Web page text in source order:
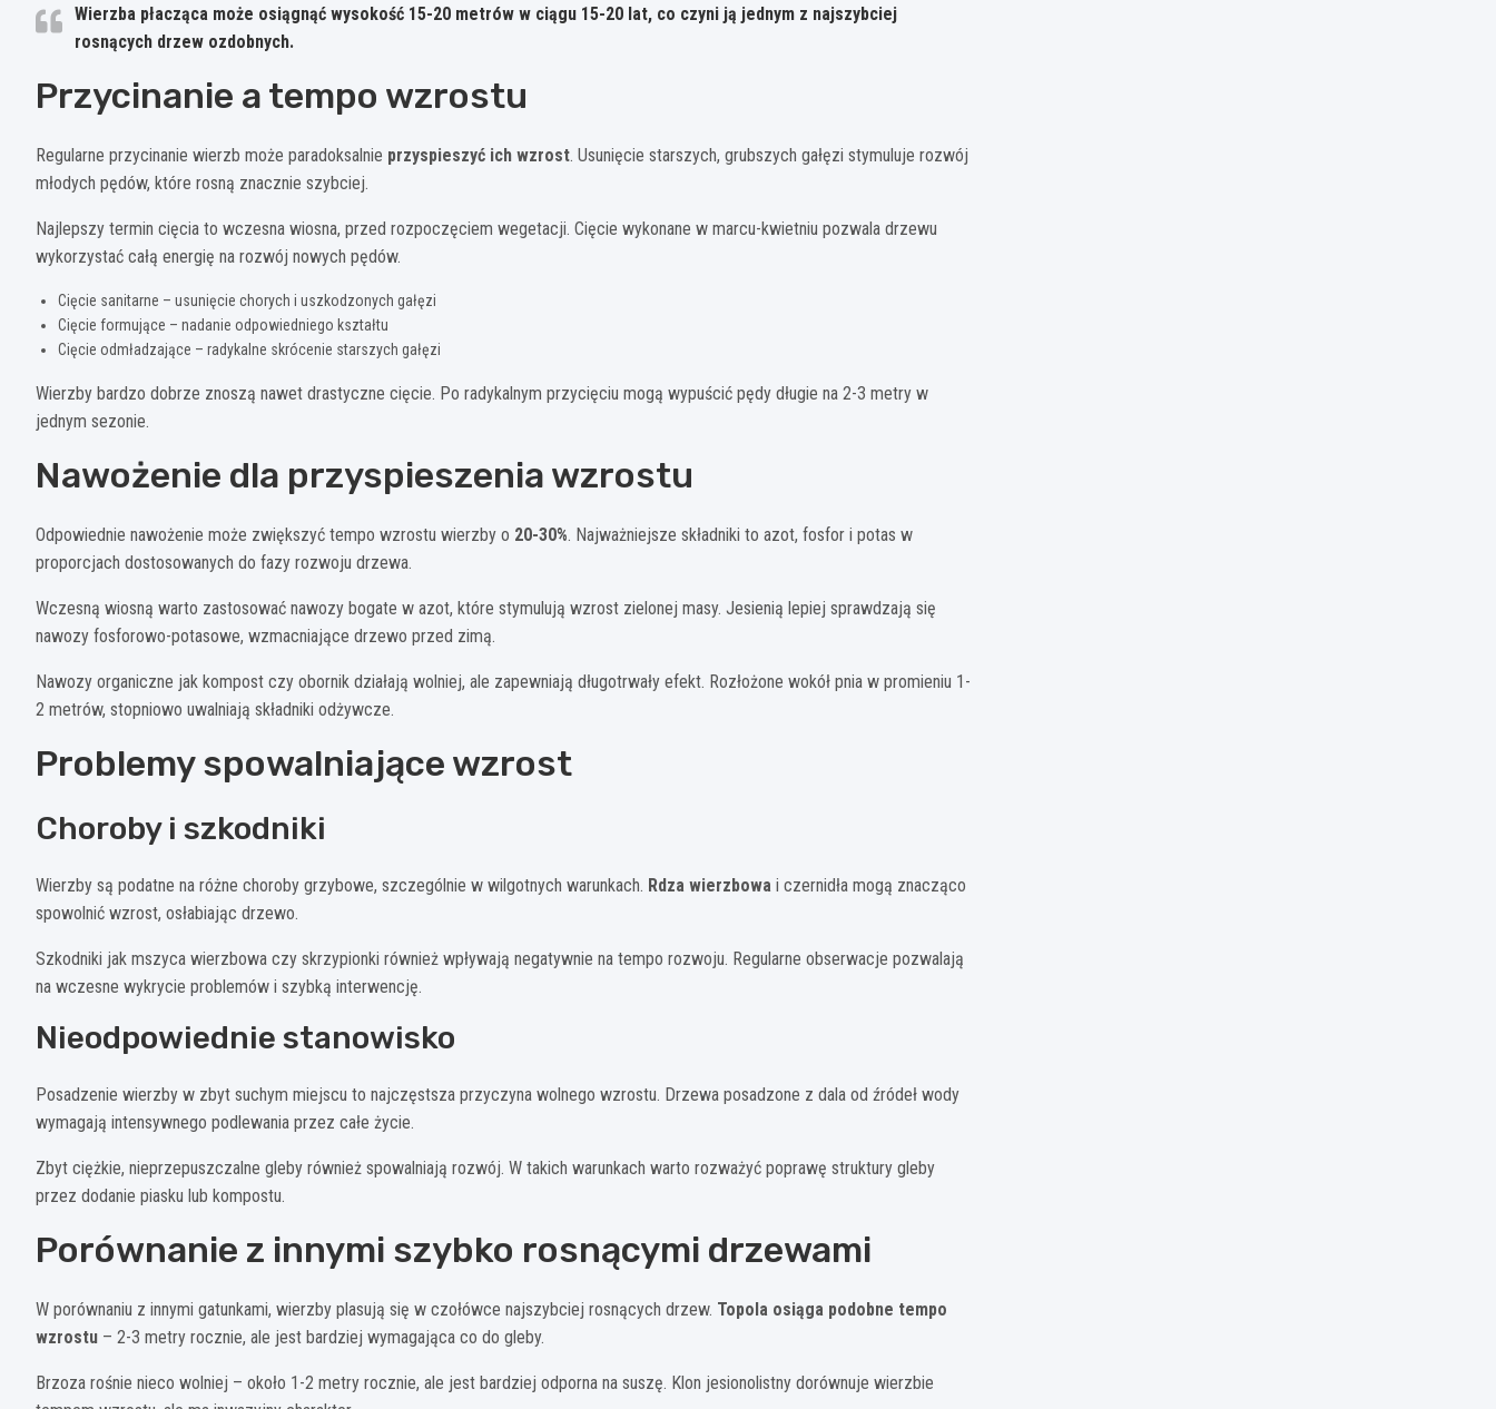
Wierzba płacząca może osiągnąć wysokość 15-20 metrów w ciągu 15-20 lat, co czyni ją jednym z najszybciej
rosnących drzew ozdobnych.
Przycinanie a tempo wzrostu
Regularne przycinanie wierzb może paradoksalnie przyspieszyć ich wzrost. Usunięcie starszych, grubszych gałęzi stymuluje rozwój
młodych pędów, które rosną znacznie szybciej.
Najlepszy termin cięcia to wczesna wiosna, przed rozpoczęciem wegetacji. Cięcie wykonane w marcu-kwietniu pozwala drzewu
wykorzystać całą energię na rozwój nowych pędów.
Cięcie sanitarne – usunięcie chorych i uszkodzonych gałęzi
Cięcie formujące – nadanie odpowiedniego kształtu
Cięcie odmładzające – radykalne skrócenie starszych gałęzi
Wierzby bardzo dobrze znoszą nawet drastyczne cięcie. Po radykalnym przycięciu mogą wypuścić pędy długie na 2-3 metry w
jednym sezonie.
Nawożenie dla przyspieszenia wzrostu
Odpowiednie nawożenie może zwiększyć tempo wzrostu wierzby o 20-30%. Najważniejsze składniki to azot, fosfor i potas w
proporcjach dostosowanych do fazy rozwoju drzewa.
Wczesną wiosną warto zastosować nawozy bogate w azot, które stymulują wzrost zielonej masy. Jesienią lepiej sprawdzają się
nawozy fosforowo-potasowe, wzmacniające drzewo przed zimą.
Nawozy organiczne jak kompost czy obornik działają wolniej, ale zapewniają długotrwały efekt. Rozłożone wokół pnia w promieniu 1-
2 metrów, stopniowo uwalniają składniki odżywcze.
Problemy spowalniające wzrost
Choroby i szkodniki
Wierzby są podatne na różne choroby grzybowe, szczególnie w wilgotnych warunkach. Rdza wierzbowa i czernidła mogą znacząco
spowolnić wzrost, osłabiając drzewo.
Szkodniki jak mszyca wierzbowa czy skrzypionki również wpływają negatywnie na tempo rozwoju. Regularne obserwacje pozwalają
na wczesne wykrycie problemów i szybką interwencję.
Nieodpowiednie stanowisko
Posadzenie wierzby w zbyt suchym miejscu to najczęstsza przyczyna wolnego wzrostu. Drzewa posadzone z dala od źródeł wody
wymagają intensywnego podlewania przez całe życie.
Zbyt ciężkie, nieprzepuszczalne gleby również spowalniają rozwój. W takich warunkach warto rozważyć poprawę struktury gleby
przez dodanie piasku lub kompostu.
Porównanie z innymi szybko rosnącymi drzewami
W porównaniu z innymi gatunkami, wierzby plasują się w czołówce najszybciej rosnących drzew. Topola osiąga podobne tempo
wzrostu – 2-3 metry rocznie, ale jest bardziej wymagająca co do gleby.
Brzoza rośnie nieco wolniej – około 1-2 metry rocznie, ale jest bardziej odporna na suszę. Klon jesionolistny dorównuje wierzbie